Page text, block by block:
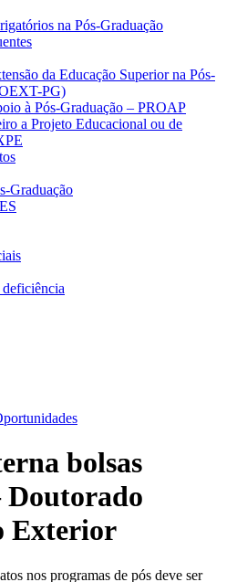
na Pós-Graduação
da Educação Superior na Pós-
PG)
à Pós-Graduação – PROAP
a Projeto Educacional ou de
Graduação
bolsas
Doutorado
Exterior
nos programas de pós deve ser